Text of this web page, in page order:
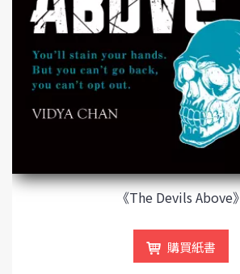
《The Devils Above》
購買紙書